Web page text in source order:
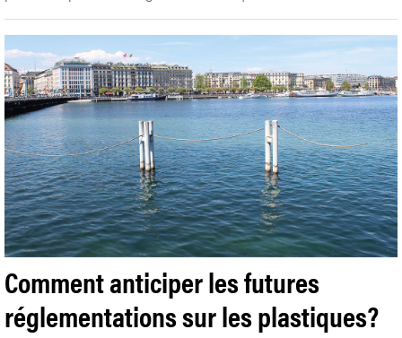
Comment anticiper les futures
réglementations sur les plastiques?